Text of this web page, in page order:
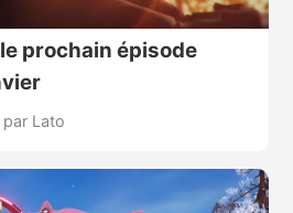
prochain épisode
par Lato